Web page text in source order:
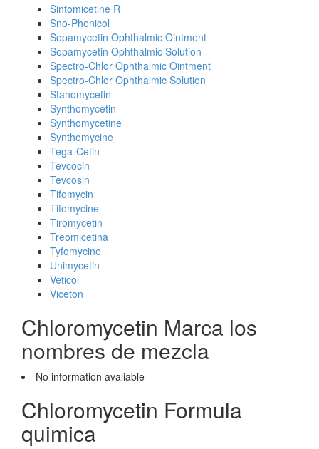
Sintomicetine R
Sno-Phenicol
Sopamycetin Ophthalmic Ointment
Sopamycetin Ophthalmic Solution
Spectro-Chlor Ophthalmic Ointment
Spectro-Chlor Ophthalmic Solution
Stanomycetin
Synthomycetin
Synthomycetine
Synthomycine
Tega-Cetin
Tevcocin
Tevcosin
Tifomycin
Tifomycine
Tiromycetin
Treomicetina
Tyfomycine
Unimycetin
Veticol
Viceton
Chloromycetin Marca los
nombres de mezcla
No information avaliable
Chloromycetin Formula
quimica